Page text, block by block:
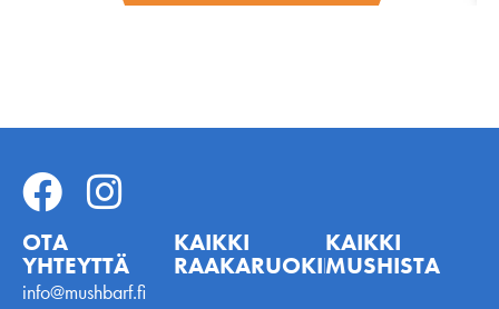
OTA
YHTEYTTÄ
info@mushbarf.fi
KAIKKI
RAAKARUOKINNASTA
KAIKKI
MUSHISTA